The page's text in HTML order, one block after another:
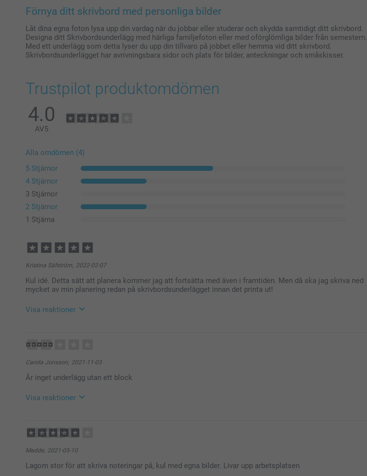
Förnya ditt skrivbord med personliga bilder
Låt dina egna foton lysa upp din vardag när du jobbar eller studerar och skydda samtidigt ditt skrivbord.
Designa ditt Skrivbordsunderlägg med härliga familjefoton eller med oförglömliga bilder från semestern.
Med ett underlägg som detta lyser du upp din tillvaro på jobbet eller hemma vid ditt skrivbord.
Skrivbordsunderlägget har avrivningsbara sidor och plats för bilder, anteckningar och småskisser.
Trustpilot produktomdömen
4.0
AV5
Alla omdömen (4)
5 Stjärnor
4 Stjärnor
3 Stjärnor
2 Stjärnor
1 Stjärna
Kristina Säfström, 2022-02-07
Kul idé. Detta sätt att planera kommer jag att fortsätta med även i framtiden. Men då ska jag skriva ned
mycket av min planering redan på skrivbordsunderlägget innan det printa ut!
Visa reaktioner
11:05
Stort tack för dina 5 stjärnor och omdöme, kul att du är nöjd med skrivbordsunderlägget, vi hoppas
Och bra tips inför nästa gång :)
Johanna, Smartphoto
Carola Jonsson, 2021-11-03
Är inget underlägg utan ett block
Visa reaktioner
14:32
Tack för din feedback om våra skrivbordsunderlägg. Vad tråkigt att du är besviken på resultetat.
Varma hälsningar
Madde, 2021-05-10
Lagom stor för att skriva noteringar på, kul med egna bilder. Livar upp arbetsplatsen